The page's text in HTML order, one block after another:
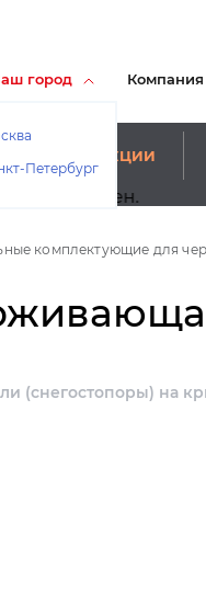
город
Петербург
Компания
АКЦИИ
цен.
комплектующие для
(снегостопоры) на